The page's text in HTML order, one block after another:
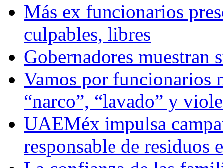
Más ex funcionarios
culpables, libres
Gobernadores muestran
Vamos por funcionarios
“narco”, “lavado” y
UAEMéx impulsa
responsable de residuos